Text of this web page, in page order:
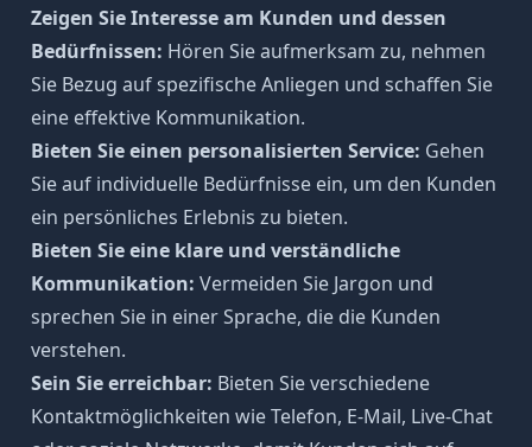
Zeigen Sie Interesse am Kunden und dessen
Bedürfnissen: Hören Sie aufmerksam zu, nehmen
Sie Bezug auf spezifische Anliegen und schaffen Sie
eine effektive Kommunikation.
Bieten Sie einen personalisierten Service: Gehen
Sie auf individuelle Bedürfnisse ein, um den Kunden
ein persönliches Erlebnis zu bieten.
Bieten Sie eine klare und verständliche
Kommunikation: Vermeiden Sie Jargon und
sprechen Sie in einer Sprache, die die Kunden
verstehen.
Sein Sie erreichbar: Bieten Sie verschiedene
Kontaktmöglichkeiten wie Telefon, E-Mail, Live-Chat